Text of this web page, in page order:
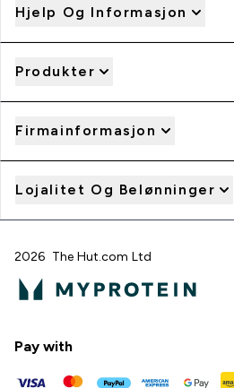
Hjelp Og Informasjon
Produkter
Firmainformasjon
Lojalitet Og Belønninger
2026 The Hut.com Ltd
Pay with